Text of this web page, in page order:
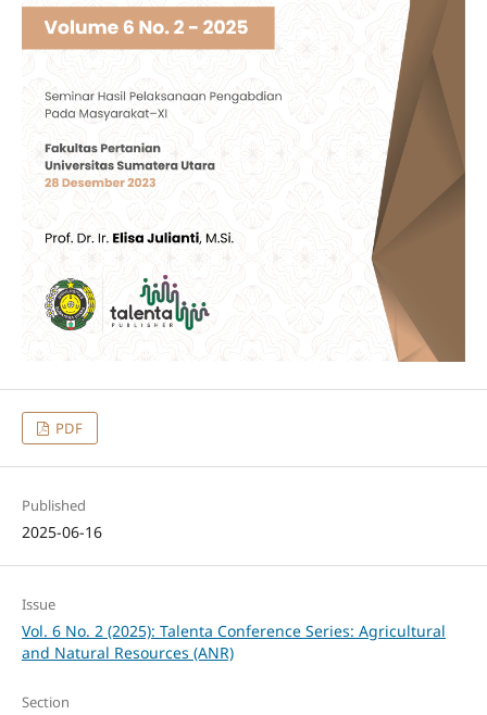
PDF
Published
2025-06-16
Issue
Vol. 6 No. 2 (2025): Talenta Conference Series: Agricultural
and Natural Resources (ANR)
Section